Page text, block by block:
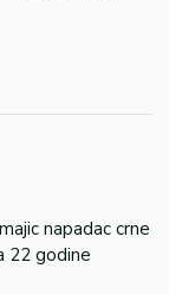
napadac crne
22 godine